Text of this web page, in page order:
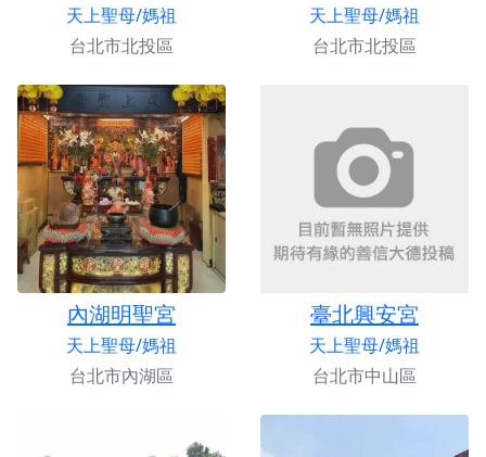
天上聖母/媽祖
台北市北投區
天上聖母/媽祖
台北市北投區
內湖明聖宮
天上聖母/媽祖
台北市內湖區
臺北興安宮
天上聖母/媽祖
台北市中山區